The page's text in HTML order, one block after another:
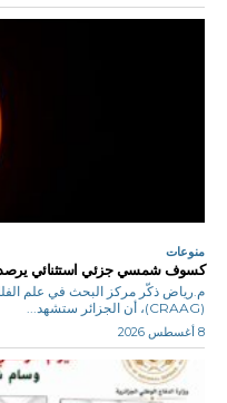
منوعات
كسوف شمسي جزئي استثنائي يرصد في
م.رياض ذكّر مركز البحث في علم
(CRAAG)، أن الجزائر ستشهد...
8 أغسطس 2026